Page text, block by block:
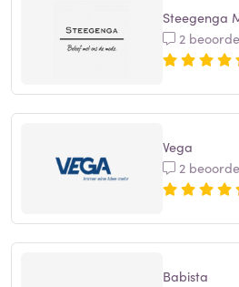
Steegenga
2
Vega
2
Babista